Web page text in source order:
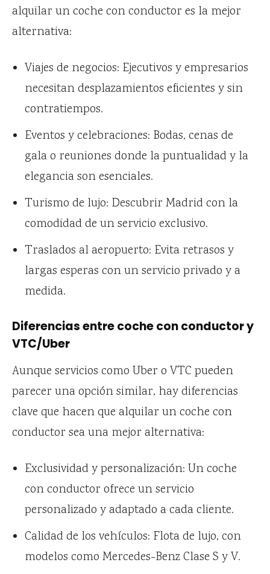
alquilar un coche con conductor es la mejor
alternativa:
Viajes de negocios: Ejecutivos y empresarios
necesitan desplazamientos eficientes y sin
contratiempos.
Eventos y celebraciones: Bodas, cenas de
gala o reuniones donde la puntualidad y la
elegancia son esenciales.
Turismo de lujo: Descubrir Madrid con la
comodidad de un servicio exclusivo.
Traslados al aeropuerto: Evita retrasos y
largas esperas con un servicio privado y a
medida.
Diferencias entre coche con conductor y
VTC/Uber
Aunque servicios como Uber o VTC pueden
parecer una opción similar, hay diferencias
clave que hacen que alquilar un coche con
conductor sea una mejor alternativa:
Exclusividad y personalización: Un coche
con conductor ofrece un servicio
personalizado y adaptado a cada cliente.
Calidad de los vehículos: Flota de lujo, con
modelos como Mercedes-Benz Clase S y V.